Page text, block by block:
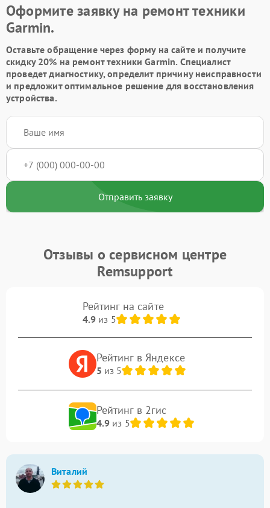
Оформите заявку на ремонт техники
Garmin.
Оставьте обращение через форму на сайте и получите
скидку 20% на ремонт техники Garmin. Специалист
проведет диагностику, определит причину неисправности
и предложит оптимальное решение для восстановления
устройства.
Отправить заявку
Отзывы о сервисном центре
Remsupport
Рейтинг на сайте
4.9из 5
Рейтинг в Яндексе
5 из 5
Рейтинг в 2гис
4.9из 5
Виталий